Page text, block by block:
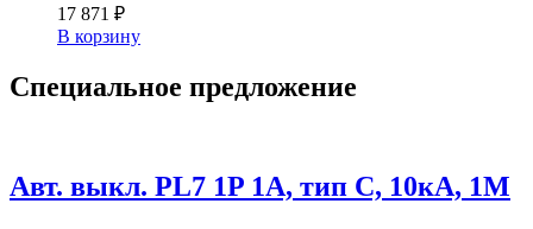
17 871 ₽
В корзину
Специальное предложение
Авт. выкл. PL7 1P 1А, тип С, 10кА, 1М